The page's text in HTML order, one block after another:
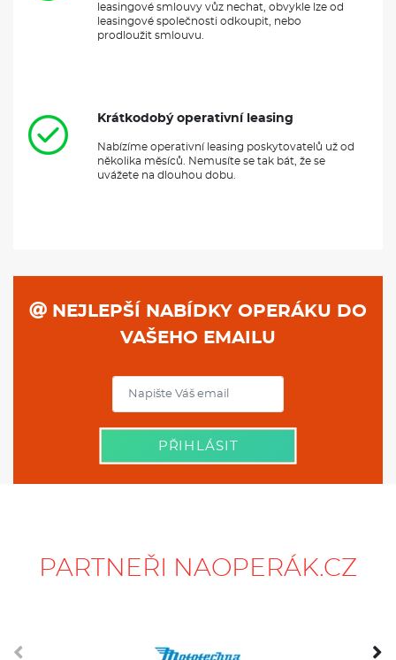
leasingové smlouvy vůz nechat, obvykle lze od
leasingové společnosti odkoupit, nebo
prodloužit smlouvu.
Krátkodobý operativní leasing
Nabízíme operativní leasing poskytovatelů už od
několika měsíců. Nemusíte se tak bát, že se
uvážete na dlouhou dobu.
NEJLEPŠÍ NABÍDKY OPERÁKU DO
VAŠEHO EMAILU
PŘIHLÁSIT
PARTNEŘI NAOPERÁK.CZ